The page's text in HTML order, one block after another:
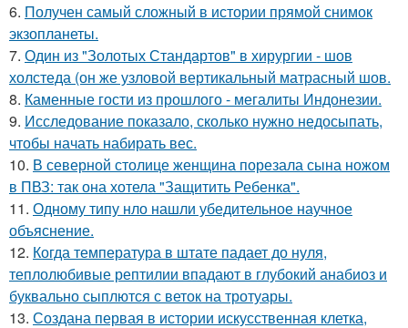
6. Получен самый сложный в истории прямой снимок
экзопланеты.
7. Один из "Золотых Стандартов" в хирургии - шов
холстеда (он же узловой вертикальный матрасный шов.
8. Каменные гости из прошлого - мегалиты Индонезии.
9. Исследование показало, сколько нужно недосыпать,
чтобы начать набирать вес.
10. В северной столице женщина порезала сына ножом
в ПВЗ: так она хотела "Защитить Ребенка".
11. Одному типу нло нашли убедительное научное
объяснение.
12. Когда температура в штате падает до нуля,
теплолюбивые рептилии впадают в глубокий анабиоз и
буквально сыплются с веток на тротуары.
13. Создана первая в истории искусственная клетка,